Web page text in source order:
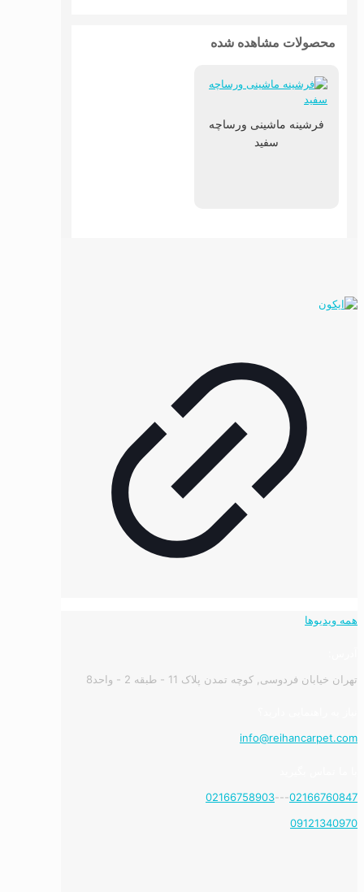
محصولات مشاهده شده
فرشینه ماشینی ورساچه
سفید
همه ویدیوها
تهران خیابان فردوسی, کوچه تمدن پلاک 11 - طبقه 2 - واحد8
info@reihancarpet.com
02166760847
---
02166758903
09121340970